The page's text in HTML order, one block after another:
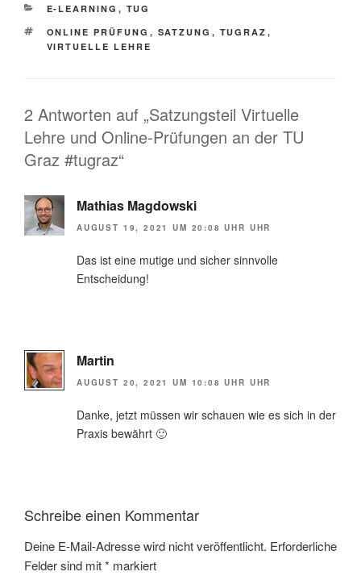
KATEGORIEN
E-LEARNING , TUG
SCHLAGWÖRTER
ONLINE PRÜFUNG , SATZUNG , TUGRAZ ,
VIRTUELLE LEHRE
2 Antworten auf „Satzungsteil Virtuelle
Lehre und Online-Prüfungen an der TU
Graz #tugraz“
Mathias Magdowski
AUGUST 19, 2021 UM 20:08 UHR UHR
Das ist eine mutige und sicher sinnvolle
Entscheidung!
Martin
AUGUST 20, 2021 UM 10:08 UHR UHR
Danke, jetzt müssen wir schauen wie es sich in der
Praxis bewährt 🙂
Schreibe einen Kommentar
Deine E-Mail-Adresse wird nicht veröffentlicht. Erforderliche
Felder sind mit* markiert